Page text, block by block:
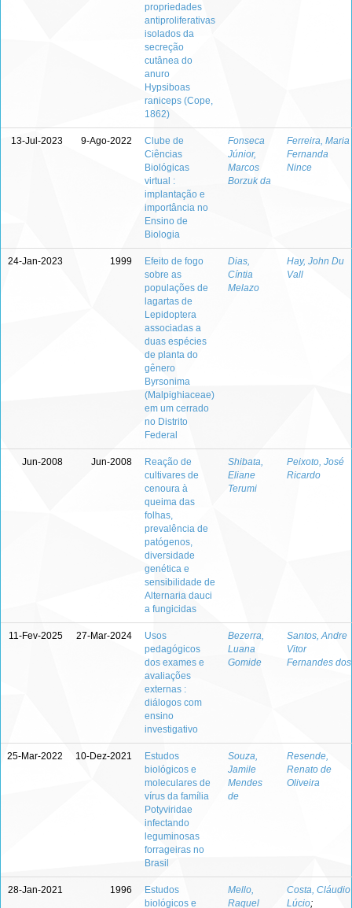
propriedades
antiproliferativas
isolados da
secreção
cutânea do
anuro
Hypsiboas
raniceps (Cope,
1862)
13-Jul-2023 9-Ago-2022
Clube de
Ciências
Biológicas
virtual :
implantação e
importância no
Ensino de
Biologia
Fonseca
Júnior,
Marcos
Borzuk da
Ferreira, Maria
Fernanda
Nince
24-Jan-2023 1999
Efeito de fogo
sobre as
populações de
lagartas de
Lepidoptera
associadas a
duas espécies
de planta do
gênero
Byrsonima
(Malpighiaceae)
em um cerrado
no Distrito
Federal
Dias,
Cíntia
Melazo
Hay, John Du
Vall
Jun-2008 Jun-2008
Reação de
cultivares de
cenoura à
queima das
folhas,
prevalência de
patógenos,
diversidade
genética e
sensibilidade de
Alternaria dauci
a fungicidas
Shibata,
Eliane
Terumi
Peixoto, José
Ricardo
11-Fev-2025 27-Mar-2024
Usos
pedagógicos
dos exames e
avaliações
externas :
diálogos com
ensino
investigativo
Bezerra,
Luana
Gomide
Santos, Andre
Vitor
Fernandes dos
25-Mar-2022 10-Dez-2021
Estudos
biológicos e
moleculares de
vírus da família
Potyviridae
infectando
leguminosas
forrageiras no
Brasil
Souza,
Jamile
Mendes
de
Resende,
Renato de
Oliveira
28-Jan-2021 1996
Estudos
biológicos e
Mello,
Raquel
Costa, Cláudio
Lúcio;